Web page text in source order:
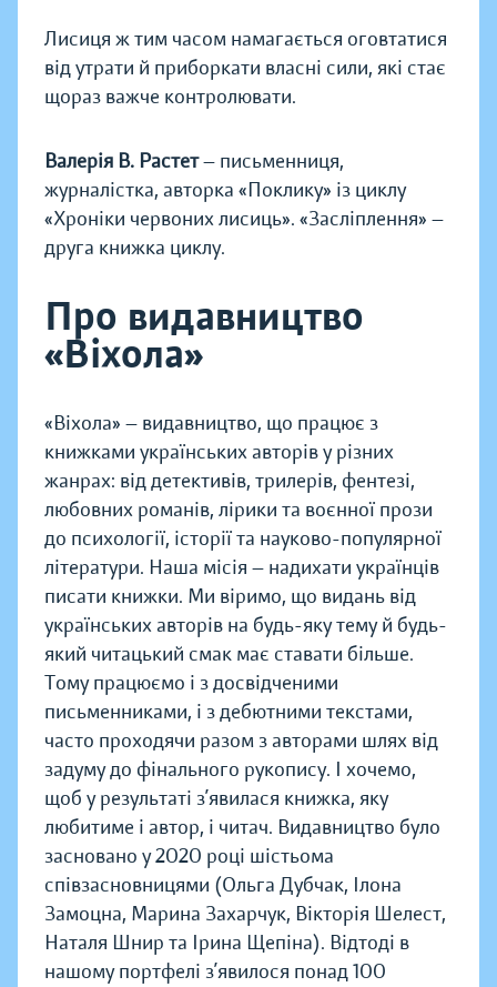
Лисиця ж тим часом намагається оговтатися
від утрати й приборкати власні сили, які стає
щораз важче контролювати.
Валерія В. Растет— письменниця,
журналістка, авторка «Поклику» із циклу
«Хроніки червоних лисиць». «Засліплення» —
друга книжка циклу.
Про видавництво
«Віхола»
«Віхола» — видавництво, що працює з
книжками українських авторів у різних
жанрах: від детективів, трилерів, фентезі,
любовних романів, лірики та воєнної прози
до психології, історії та науково-популярної
літератури. Наша місія — надихати українців
писати книжки. Ми віримо, що видань від
українських авторів на будь-яку тему й будь-
який читацький смак має ставати більше.
Тому працюємо і з досвідченими
письменниками, і з дебютними текстами,
часто проходячи разом з авторами шлях від
задуму до фінального рукопису. І хочемо,
щоб у результаті з’явилася книжка, яку
любитиме і автор, і читач. Видавництво було
засновано у 2020 році шістьома
співзасновницями (Ольга Дубчак, Ілона
Замоцна, Марина Захарчук, Вікторія Шелест,
Наталя Шнир та Ірина Щепіна). Відтоді в
нашому портфелі з’явилося понад 100